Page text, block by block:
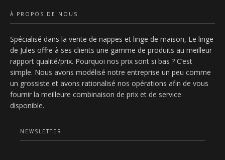
À PROPOS DE NOUS
Spécialisé dans la vente de nappes et linge de maison, Le linge
de Jules offre à ses clients une gamme de produits au meilleur
rapport qualité/prix. Pourquoi nos prix sont si bas ? C’est
simple. Nous avons modélisé notre entreprise un peu comme
un grossiste et avons rationalisé nos opérations afin de vous
fournir la meilleure combinaison de prix et de service
disponible.
NEWSLETTER